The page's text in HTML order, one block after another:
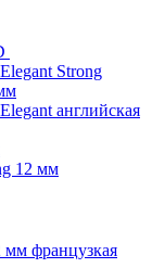
Strong
английская
12 мм
мм французкая